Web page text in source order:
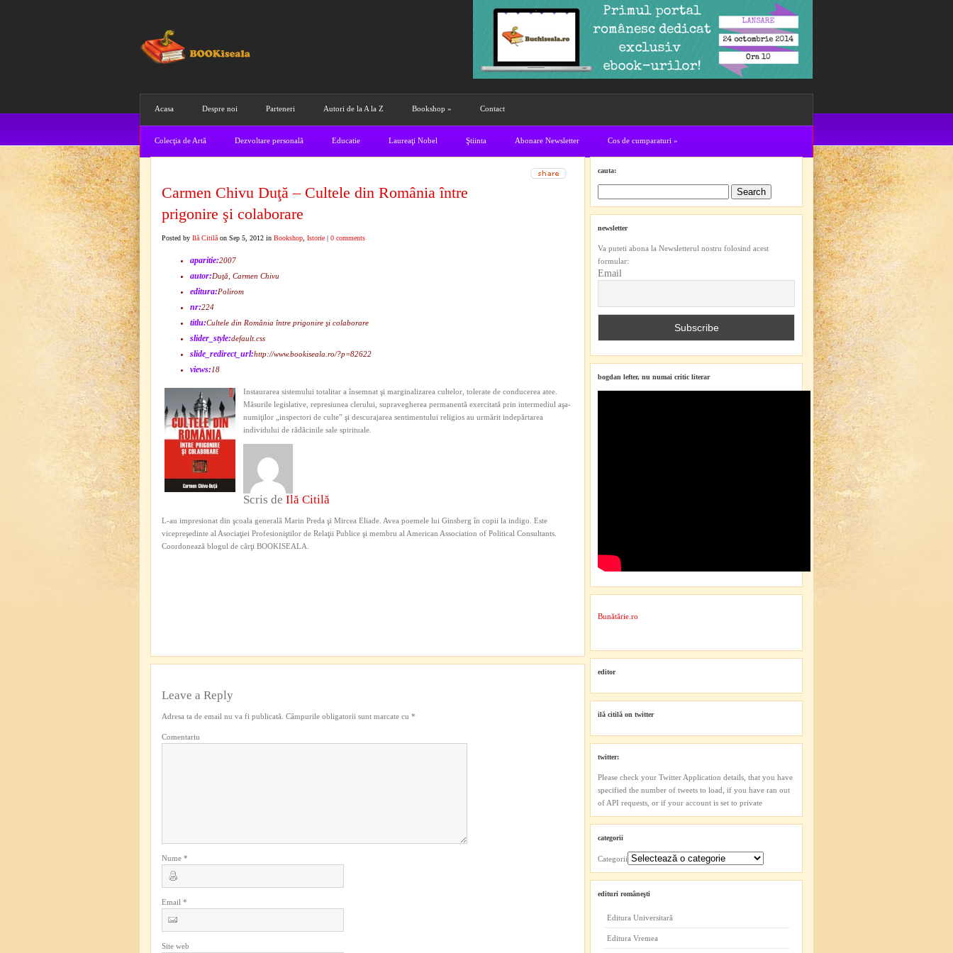
Acasa Despre noi Parteneri Autori de la A la Z Bookshop » Contact
Colecţia de Artă Dezvoltare personală Educatie Laureaţi Nobel Ştiinta Abonare Newsletter Cos de cumparaturi »
Carmen Chivu Duţă – Cultele din România între
prigonire şi colaborare
Posted by Ilă Citilă on Sep 5, 2012 in Bookshop Istorie | 0 comments
aparitie:2007
autor:Duţă, Carmen Chivu
editura:Polirom
nr:224
titlu:Cultele din România între prigonire şi colaborare
slider_style:default.css
slide_redirect_url:http://www.bookiseala.ro/?p=82622
views:18
Instaurarea sistemului totalitar a însemnat şi marginalizarea cultelor, tolerate de conducerea atee.
Măsurile legislative, represiunea clerului, supravegherea permanentă exercitată prin intermediul aşa-
numiţilor „inspectori de culte” şi descurajarea sentimentului religios au urmărit indepărtarea
individului de rădăcinile sale spirituale.
Scris de Ilă Citilă
L-au impresionat din şcoala generală Marin Preda şi Mircea Eliade. Avea poemele lui Ginsberg în copii la indigo. Este
vicepreşedinte al Asociaţiei Profesioniştilor de Relaţii Publice şi membru al American Association of Political Consultants.
Coordonează blogul de cărţi BOOKISEALA.
Leave a Reply
Adresa ta de email nu va fi publicată. Câmpurile obligatorii sunt marcate cu *
Comentariu
Nume *
Email *
Site web
cauta:
newsletter
Va puteti abona la Newsletterul nostru folosind acest
formular:
Email
bogdan lefter, nu numai critic literar
Bunătărie.ro
editor
ilă citilă on twitter
twitter:
Please check your Twitter Application details, that you have
specified the number of tweets to load, if you have ran out
of API requests, or if your account is set to private
categorii
Categorii
edituri româneşti
Editura Universitară
Editura Vremea